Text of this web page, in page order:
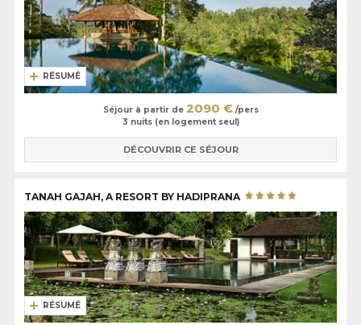
RÉSUMÉ
Séjour à partir de 2090 €/pers
3 nuits (en logement seul)
DÉCOUVRIR CE SÉJOUR
TANAH GAJAH, A RESORT BY HADIPRANA
RÉSUMÉ